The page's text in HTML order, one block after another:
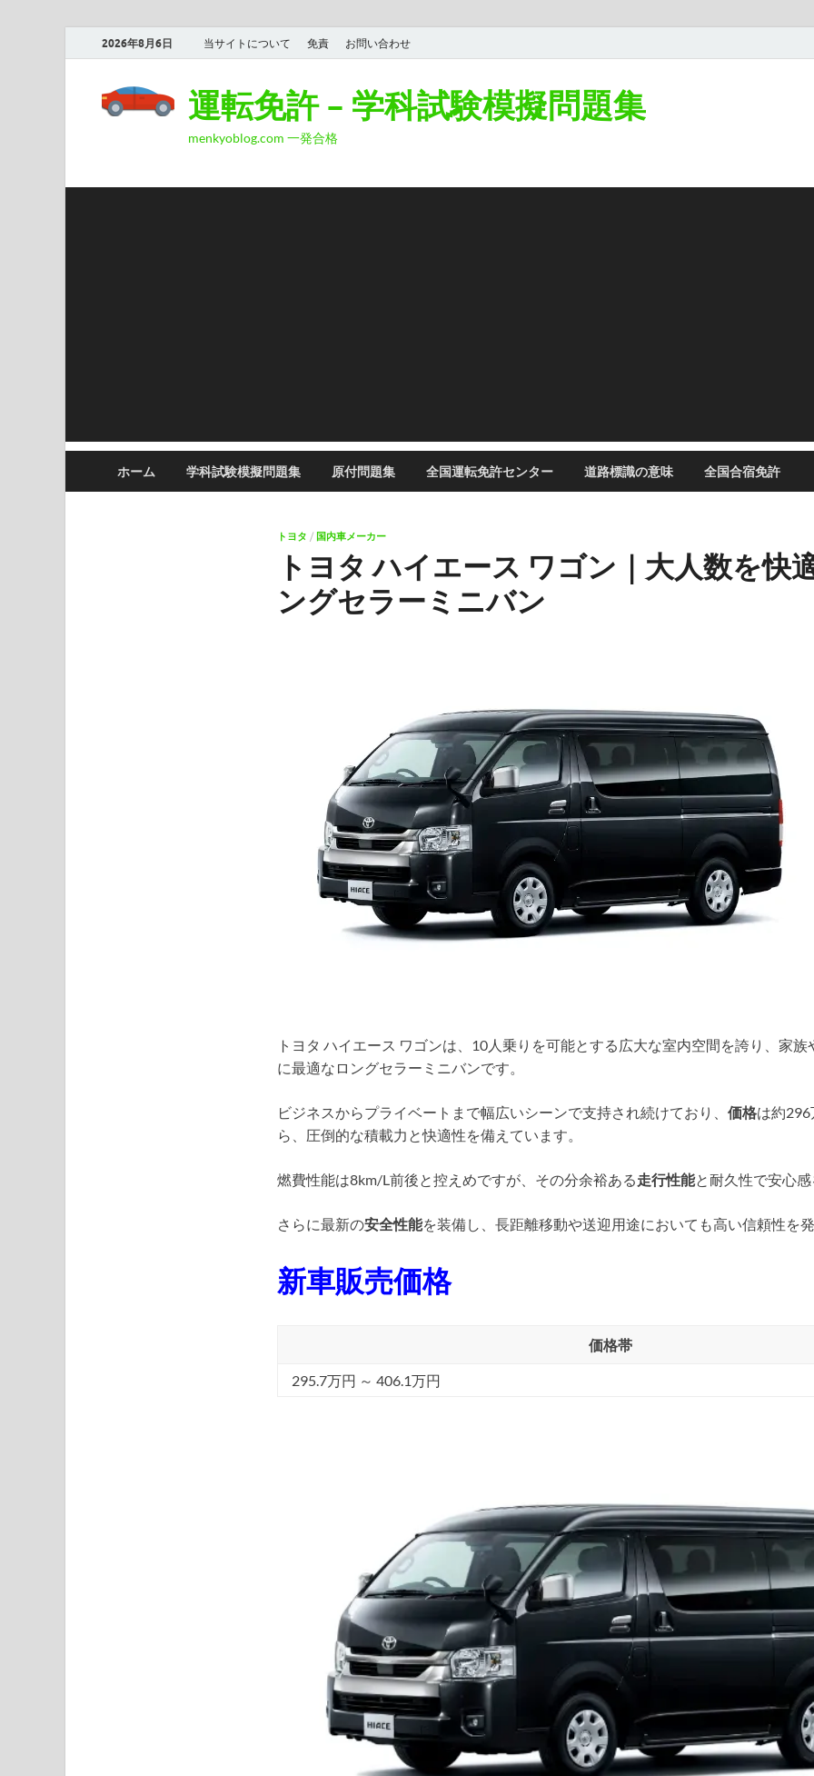
2026年8月6日 当サイトについて 免責 お問い合わせ
運転免許 – 学科試験模擬問題集
menkyoblog.com 一発合格
ホーム 学科試験模擬問題集 原付問題集 全国運転免許センター 道路標識の意味 全国合宿免許
トヨタ / 国内車メーカー
トヨタ ハイエース ワゴン｜大人数を快
ングセラーミニバン
トヨタ ハイエース ワゴンは、10人乗りを可能とする広大な室内空間を誇り、家
に最適なロングセラーミニバンです。
ビジネスからプライベートまで幅広いシーンで支持され続けており、 価格は約296
ら、圧倒的な積載力と快適性を備えています。
燃費性能は8km/L前後と控えめですが、その分余裕ある走行性能と耐久性で安心
さらに最新の安全性能を装備し、長距離移動や送迎用途においても高い信頼性を
新車販売価格
価格帯
295.7万円 ～ 406.1万円